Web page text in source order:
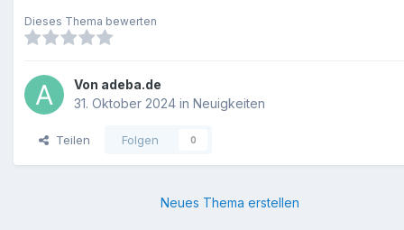
Dieses Thema bewerten
Von adeba.de
31. Oktober 2024 in Neuigkeiten
Teilen Folgen 0
Neues Thema erstellen